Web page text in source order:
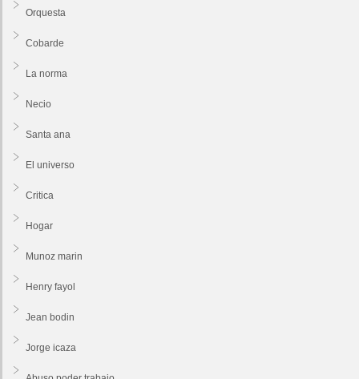
Orquesta
Cobarde
La norma
Necio
Santa ana
El universo
Critica
Hogar
Munoz marin
Henry fayol
Jean bodin
Jorge icaza